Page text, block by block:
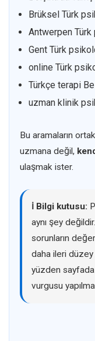
Brüksel Türk
Antwerpen
Gent Türk
online Türk
Türkçe terapi
uzman klinik
Bu aramaların
uzmana değil,
ulaşmak ister.
ℹ️ Bilgi kutusu:
aynı şey
sorunların
daha ileri
yüzden
vurgusu